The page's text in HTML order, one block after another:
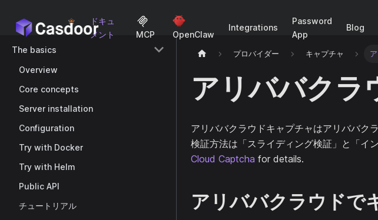
ドキュ
メント
MCP OpenClaw
Integrations
Password
App
Blog
The basics
Overview
Core concepts
Server installation
Configuration
Try with Docker
Try with Helm
Public API
チュートリアル
プロバイダー キャプチャ
アリババクラ
アリババクラウドキャプチャはアリババク
検証方法は「スライディング検証」と「イ
Cloud Captcha for details.
アリババクラウドで